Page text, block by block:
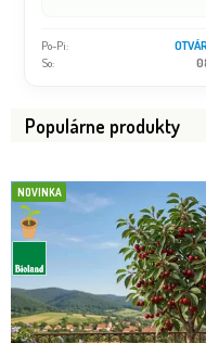
Po-Pi:
So:
Populárne produkty
NOVINKA